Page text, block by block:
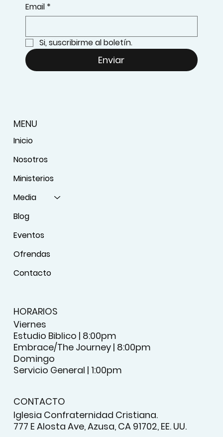
Email *
Si, suscribirme al boletín.
Enviar
MENU
Inicio
Nosotros
Ministerios
Media
Blog
Eventos
Ofrendas
Contacto
HORARIOS
Viernes
Estudio Biblico | 8:00pm
Embrace/The Journey | 8:00pm
Domingo
Servicio General | 1:00pm
CONTACTO
Iglesia Confraternidad Cristiana.
777 E Alosta Ave, Azusa, CA 91702, EE. UU.